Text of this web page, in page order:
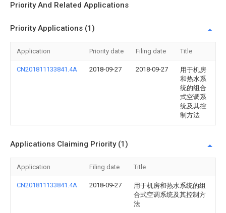
Priority And Related Applications
Priority Applications (1)
Application Priority date Filing date Title
CN201811133841.4A 2018-09-27 2018-09-27
用于机房
和热水系
统的组合
式空调系
统及其控
制方法
Applications Claiming Priority (1)
Application Filing date Title
CN201811133841.4A 2018-09-27
用于机房和热水系统的组
合式空调系统及其控制方
法